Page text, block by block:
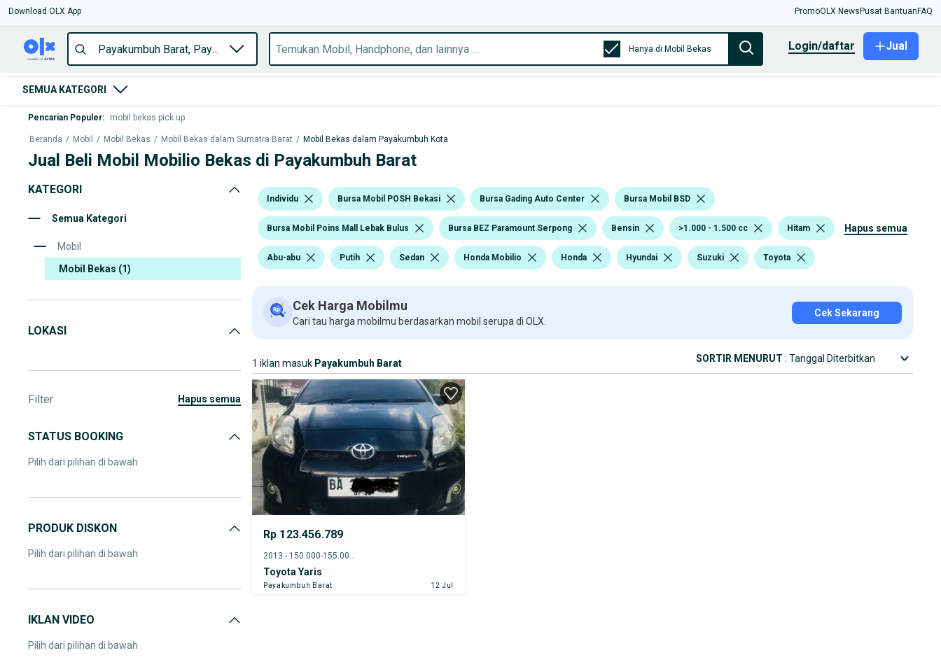
Download OLX App PromoOLX News Pusat Bantuan FAQ
Hanya di Mobil Bekas login/daftar Jual
SEMUA KATEGORI
Pencarian Populer: mobil bekas pick up
Beranda / Mobil / Mobil Bekas / Mobil Bekas dalam Sumatra Barat / Mobil Bekas dalam Payakumbuh Kota
Jual Beli Mobil Mobilio Bekas di Payakumbuh Barat
KATEGORI
Semua Kategori
Mobil
Mobil Bekas (1)
LOKASI
Filter hapus semua
STATUS BOOKING
Pilih dari pilihan di bawah
PRODUK DISKON
Pilih dari pilihan di bawah
IKLAN VIDEO
Pilih dari pilihan di bawah
Individu Bursa Mobil POSH Bekasi Bursa Gading Auto Center Bursa Mobil BSD
Bursa Mobil Poins Mall Lebak Bulus Bursa BEZ Paramount Serpong Bensin >1.000 - 1.500 cc Hitam
Abu-abu Putih Sedan Honda Mobilio Honda Hyundai Suzuki Toyota
hapus semua
Cek Harga Mobilmu
Cari tau harga mobilmu berdasarkan mobil serupa di OLX.
Cek Sekarang
1 iklan masuk Payakumbuh Barat SORTIR MENURUT : Tanggal Diterbitkan
Rp 123.456.789
Toyota Yaris
Payakumbuh Barat 12 Jul